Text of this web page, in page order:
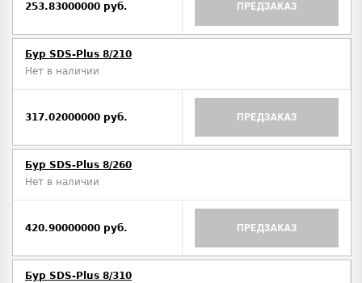
253.83000000 руб. ПРЕДЗАКАЗ
Бур SDS-Plus 8/210
Нет в наличии
317.02000000 руб. ПРЕДЗАКАЗ
Бур SDS-Plus 8/260
Нет в наличии
420.90000000 руб. ПРЕДЗАКАЗ
Бур SDS-Plus 8/310